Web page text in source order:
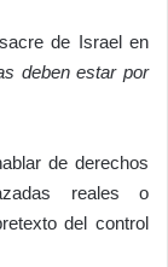
de Israel en
deben estar por
de derechos
reales o
del control